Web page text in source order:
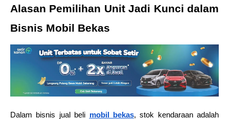
Alasan Pemilihan Unit Jadi Kunci dalam
Bisnis Mobil Bekas
Dalam bisnis jual beli mobil bekas, stok kendaraan adalah